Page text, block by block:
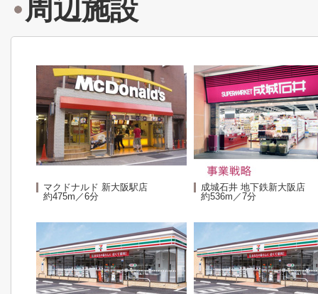
周辺施設
マクドナルド 新大阪駅店
約475m／6分
成城石井 地下鉄新大阪店
約536m／7分